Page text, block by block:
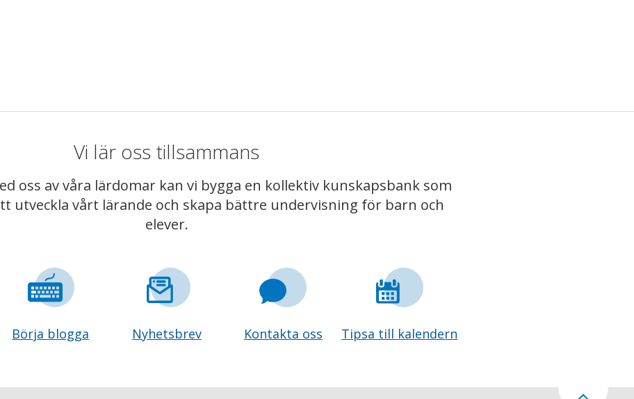
Vi lär oss tillsammans
oss av våra lärdomar kan vi bygga en kollektiv kunskapsbank som
utveckla vårt lärande och skapa bättre undervisning för barn och
elever.
Börja blogga Nyhetsbrev Kontakta oss Tipsa till kalendern